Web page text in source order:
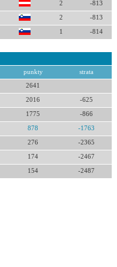
2 -813
2 -813
1 -814
punkty strata
2641
2016 -625
1775 -866
878 -1763
276 -2365
174 -2467
154 -2487